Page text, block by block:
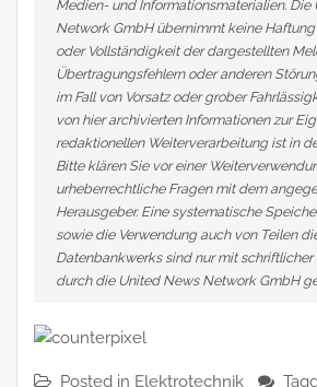
Medien- und Informationsmaterialien. Die
Network GmbH übernimmt keine
oder Vollständigkeit der dargestellten
Übertragungsfehlern oder anderen
im Fall von Vorsatz oder grober
von hier archivierten Informationen zur
redaktionellen Weiterverarbeitung ist in
Bitte klären Sie vor einer
urheberrechtliche Fragen mit dem
Herausgeber. Eine systematische
sowie die Verwendung auch von Teilen
Datenbankwerks sind nur mit schriftlicher
durch die United News Network GmbH
Posted in Elektrotechnik